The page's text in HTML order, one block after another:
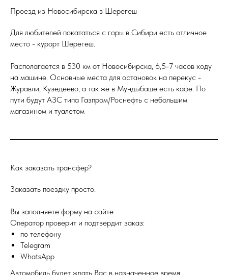
Проезд из Новосибирска в Шерегеш
Для любителей покататься с горы в Сибири есть отличное
место - курорт Шерегеш.
Располагается в 530 км от Новосибирска, 6,5-7 часов ходу
на машине. Основные места для остановок на перекус -
Журавли, Кузедеево, а так же в Мундыбаше есть кафе. По
пути будут АЗС типа Газпром/Роснефть с небольшим
магазином и туалетом
Как заказать трансфер?
Заказать поездку просто:
Вы заполняете форму на сайте
Оператор проверит и подтвердит заказ:
по телефону
Telegram
WhatsApp
Автомобиль будет ждать Вас в назначенное время